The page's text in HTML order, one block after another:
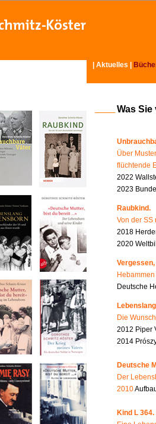
Aktuelles
Was
Über
flüchtende
2022
2023
Raubkind.
Von der SS
2018
2020
Deutsche
Die
2012 Piper
2014
Deutsche
Der
2010
Kind L 364.